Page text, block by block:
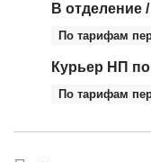
В отделение
По тарифам
Курьер НП
По тарифам